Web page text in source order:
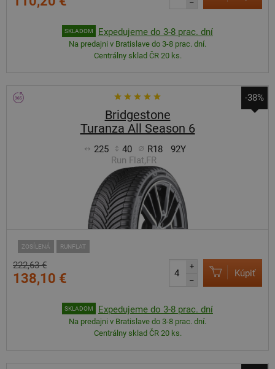
–
SKLADOM Expedujeme do 3-8 prac. dní
Na predajni v Bratislave do 3-8 prac. dní.
Centrálny sklad ČR 20 ks.
-38%
Bridgestone
Turanza All Season 6
225 40 R18
92Y
Run Flat,FR
ZOSÍLENÁ RUNFLAT
222,63 €
138,10 €
+
–
Kúpiť
SKLADOM Expedujeme do 3-8 prac. dní
Na predajni v Bratislave do 3-8 prac. dní.
Centrálny sklad ČR 20 ks.